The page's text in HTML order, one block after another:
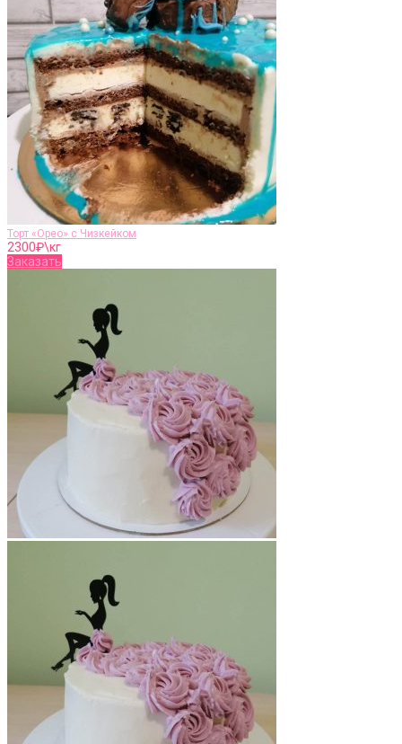
Торт «Орео» с Чизкейком
2300₽\кг
Заказать